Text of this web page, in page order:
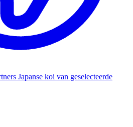
Japanse koi van geselecteerde